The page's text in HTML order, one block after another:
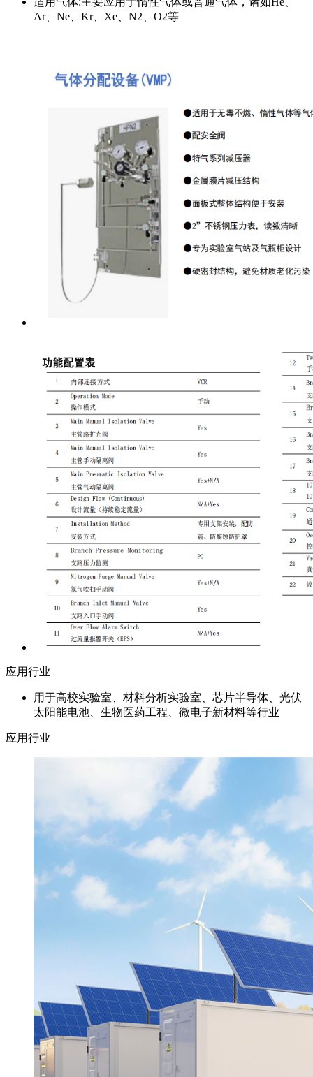
Ar、Ne、Kr、Xe、N2、O2等
应用行业
用于高校实验室、材料分析实验室、芯片半导体、光伏
太阳能电池、生物医药工程、微电子新材料等行业
应用行业